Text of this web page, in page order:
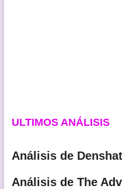
ULTIMOS ANÁLISIS
Análisis de
Análisis de The